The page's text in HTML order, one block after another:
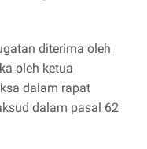
diterima oleh
oleh ketua
dalam rapat
dalam pasal 62